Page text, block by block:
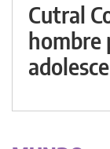
Cutral
hombre